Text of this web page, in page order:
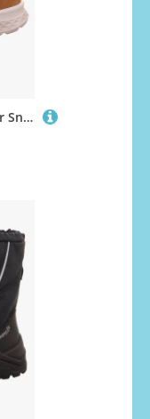
Superfit Breeze GTX Kinder Sneaker, Brown/Beige, 24, Kinderschuhe